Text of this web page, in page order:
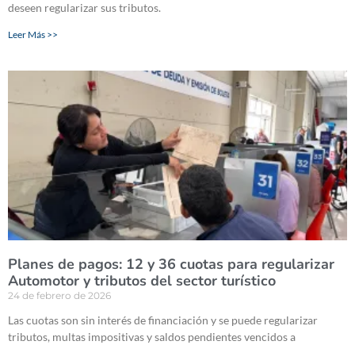
deseen regularizar sus tributos.
Leer Más >>
Planes de pagos: 12 y 36 cuotas para regularizar
Automotor y tributos del sector turístico
24 de febrero de 2026
Las cuotas son sin interés de financiación y se puede regularizar
tributos, multas impositivas y saldos pendientes vencidos a